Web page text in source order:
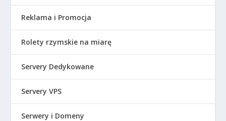
Reklama i Promocja
Rolety rzymskie na miarę
Servery Dedykowane
Servery VPS
Serwery i Domeny